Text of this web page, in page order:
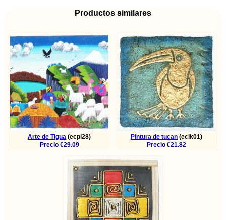
Productos similares
Arte de Tigua (ecpl28)
Precio €29.09
Pintura de tucan (eclk01)
Precio €21.82